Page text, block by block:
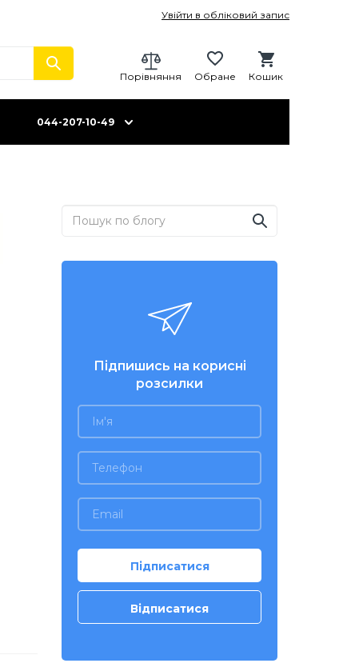
Увійти в обліковий запис
Кошик
Обране
Порівняння
044-207-10-49
Підпишись на корисні
розсилки